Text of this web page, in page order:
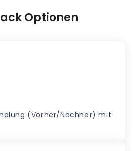
Optionen
(Vorher/Nachher) mit